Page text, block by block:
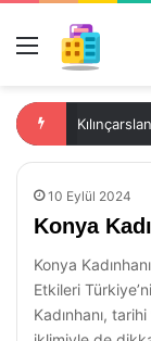
Menü
10 Eylül 2024
Konya
Konya
Etkileri
Kadınhanı,